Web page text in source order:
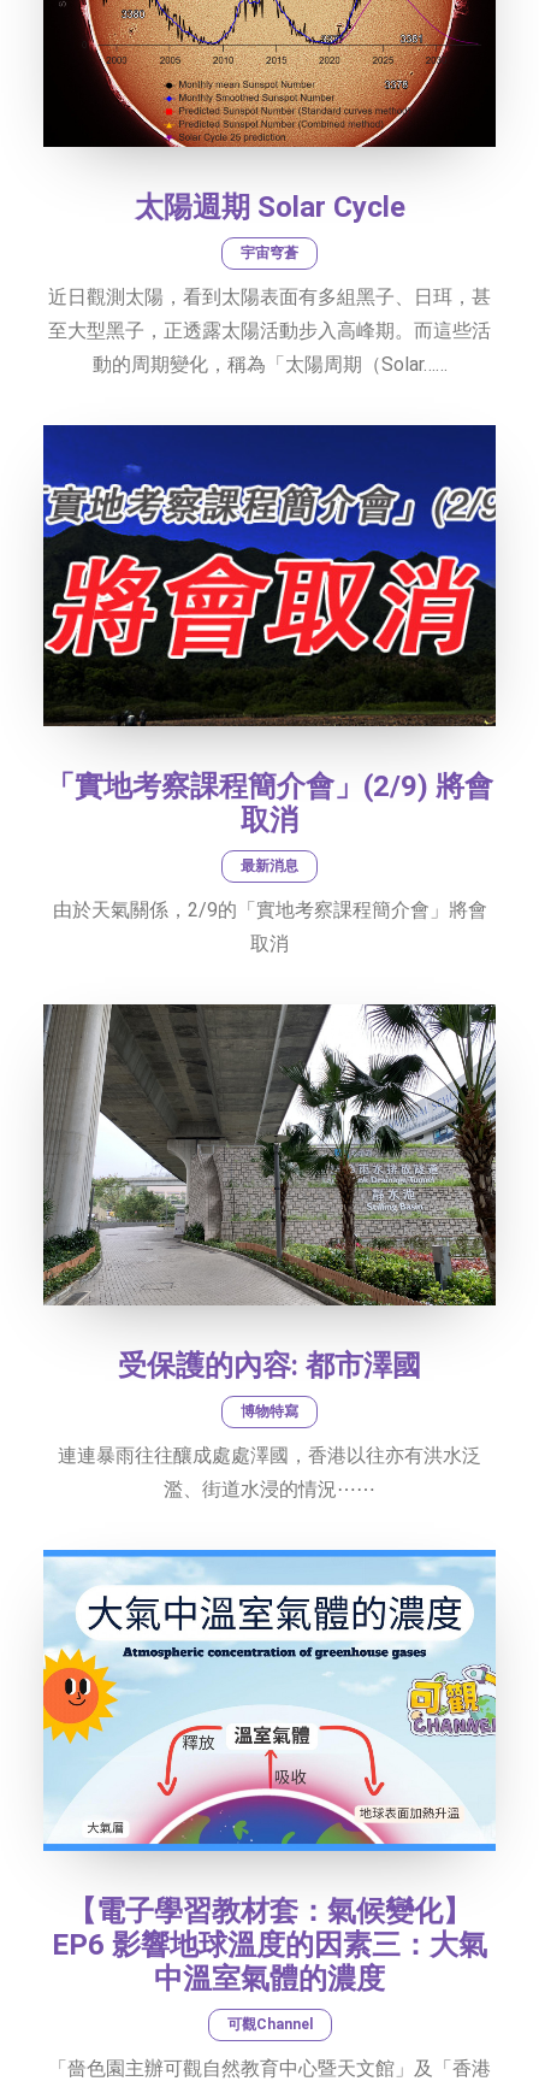
太陽週期 Solar Cycle
宇宙穹蒼
近日觀測太陽，看到太陽表面有多組黑子、日珥，甚
至大型黑子，正透露太陽活動步入高峰期。而這些活
動的周期變化，稱為「太陽周期（Solar……
「實地考察課程簡介會」(2/9) 將會
取消
最新消息
由於天氣關係，2/9的「實地考察課程簡介會」將會
取消
受保護的內容: 都市澤國
博物特寫
連連暴雨往往釀成處處澤國，香港以往亦有洪水泛
濫、街道水浸的情況⋯⋯
【電子學習教材套：氣候變化】
EP6 影響地球溫度的因素三：大氣
中溫室氣體的濃度
可觀Channel
「嗇色園主辦可觀自然教育中心暨天文館」及「香港